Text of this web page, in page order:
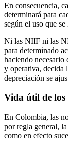
En consecuencia,
determinará para
según el uso que se
Ni las NIIF ni las
para determinado
haciendo necesario
y operativa, decida
depreciación se
Vida útil de los
En Colombia, las
por regla general,
como en efecto